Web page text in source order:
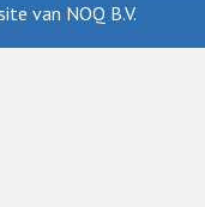
van NOQ B.V.